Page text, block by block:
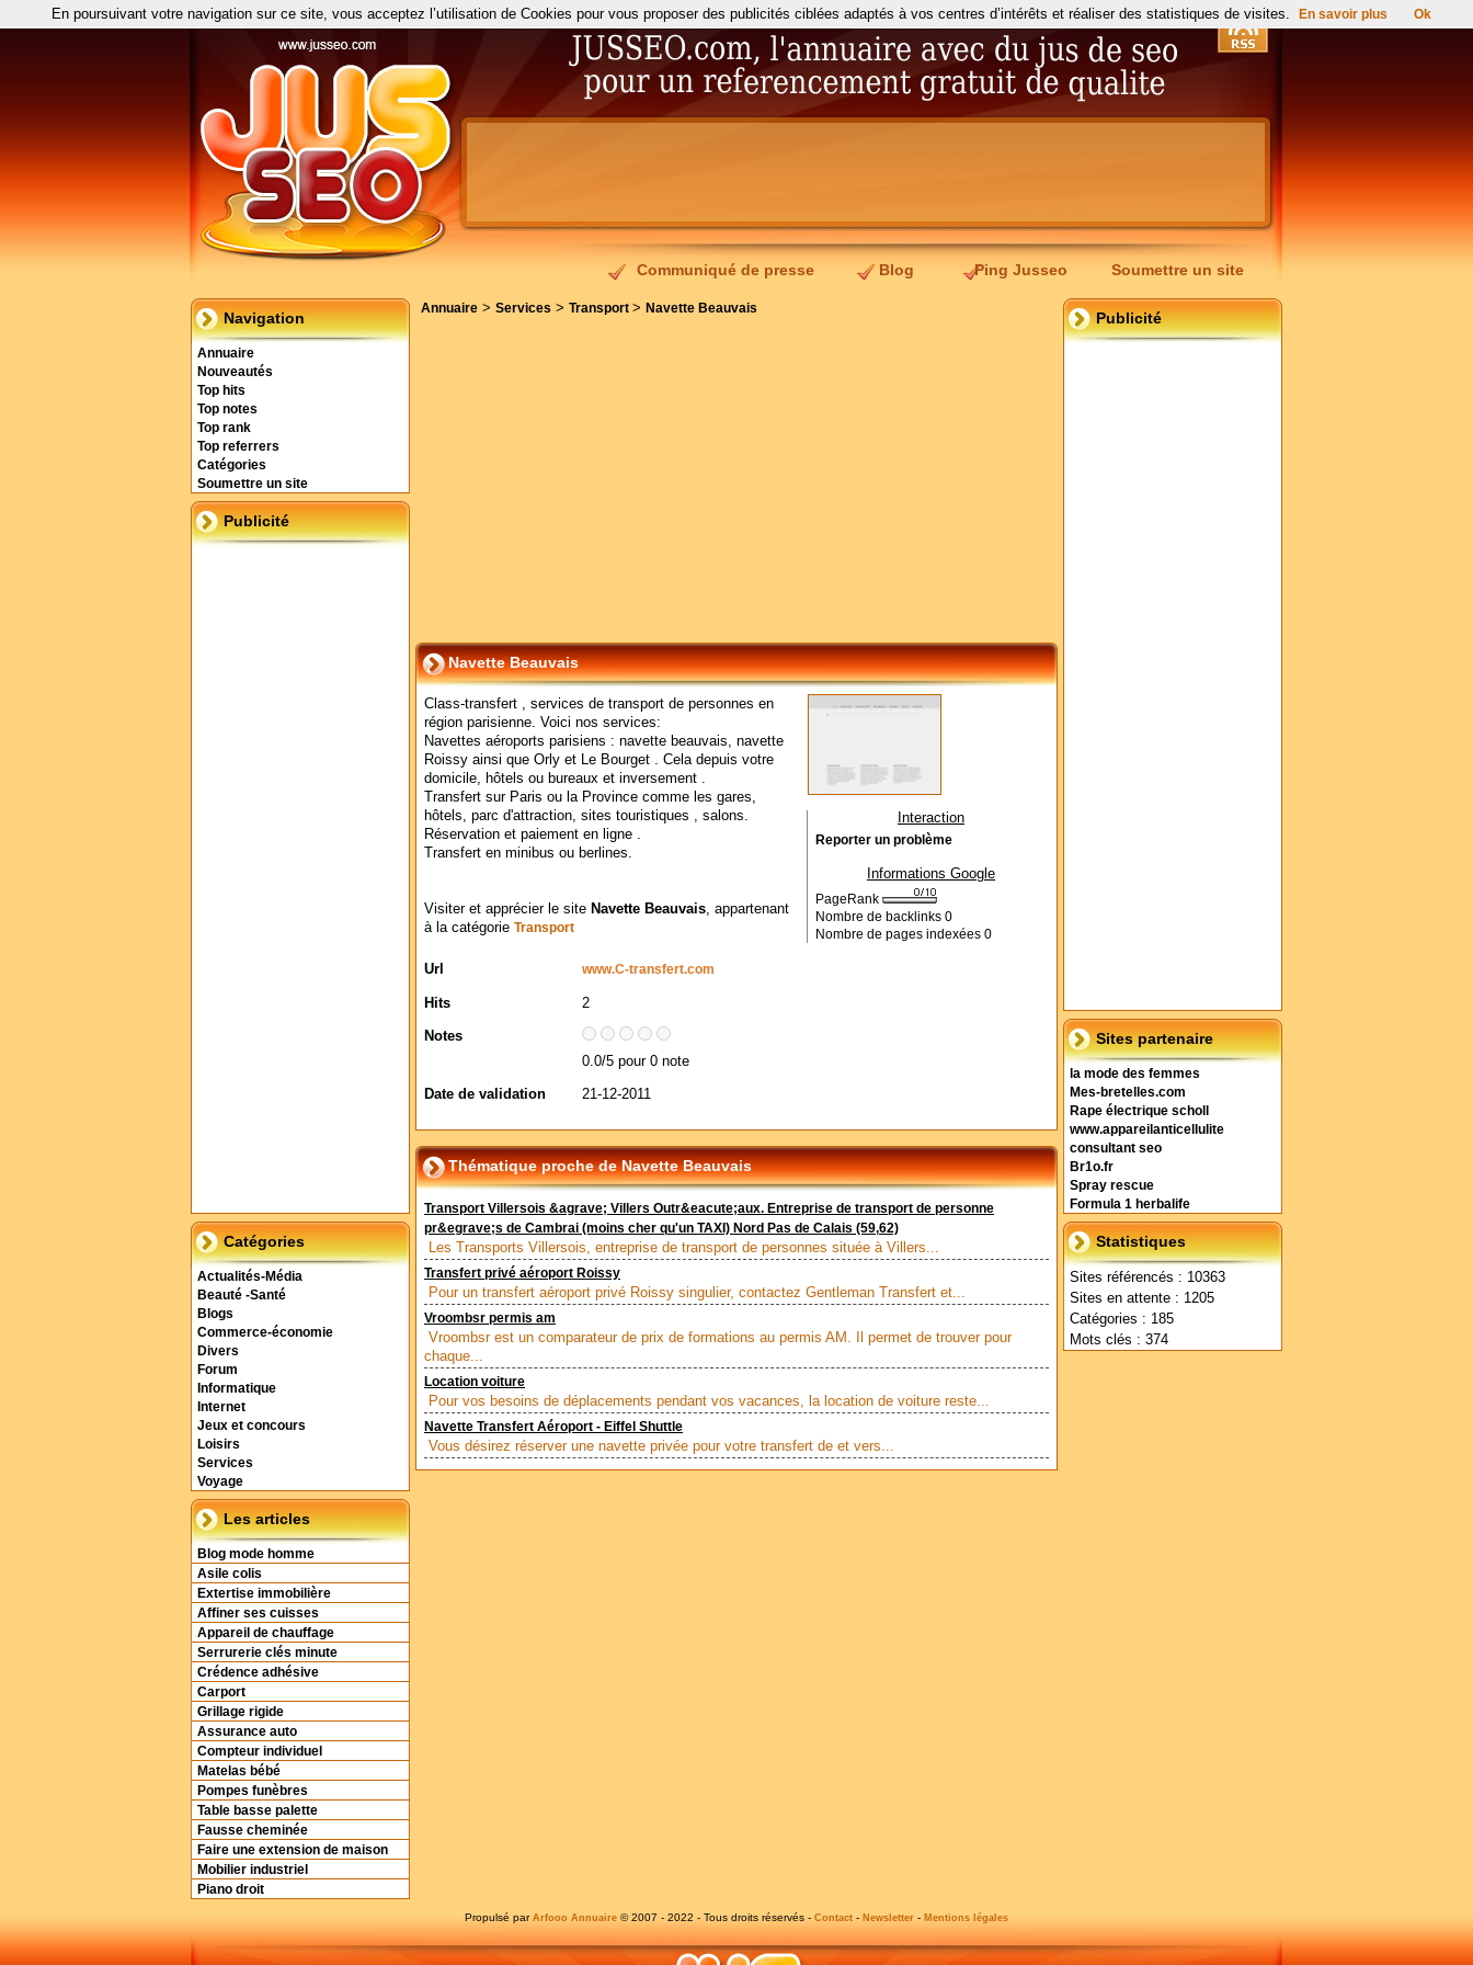
Communiqué de presse Blog Ping Jusseo Soumettre un site
Navigation
Annuaire
Nouveautés
Top hits
Top notes
Top rank
Top referrers
Catégories
Soumettre un site
Publicité
Catégories
Actualités-Média
Beauté -Santé
Blogs
Commerce-économie
Divers
Forum
Informatique
Internet
Jeux et concours
Loisirs
Services
Voyage
Les articles
Blog mode homme
Asile colis
Extertise immobilière
Affiner ses cuisses
Appareil de chauffage
Serrurerie clés minute
Crédence adhésive
Carport
Grillage rigide
Assurance auto
Compteur individuel
Matelas bébé
Pompes funèbres
Table basse palette
Fausse cheminée
Faire une extension de maison
Mobilier industriel
Piano droit
Publicité
Sites partenaire
la mode des femmes
Mes-bretelles.com
Rape électrique scholl
www.appareilanticellulite
consultant seo
Br1o.fr
Spray rescue
Formula 1 herbalife
Statistiques
Sites référencés : 10363
Sites en attente : 1205
Catégories : 185
Mots clés : 374
Annuaire > Services > Transport > Navette Beauvais
Navette Beauvais
Class-transfert , services de transport de personnes en
région parisienne. Voici nos services:
Navettes aéroports parisiens : navette beauvais, navette
Roissy ainsi que Orly et Le Bourget . Cela depuis votre
domicile, hôtels ou bureaux et inversement .
Transfert sur Paris ou la Province comme les gares,
hôtels, parc d'attraction, sites touristiques , salons.
Réservation et paiement en ligne .
Transfert en minibus ou berlines.
Visiter et apprécier le site Navette Beauvais, appartenant
à la catégorie Transport
Url www.C-transfert.com
Hits
2
Notes
0.0/5 pour 0 note
Date de validation
21-12-2011
Interaction
Reporter un problème
Informations Google
PageRank
Nombre de backlinks 0
Nombre de pages indexées 0
Thématique proche de Navette Beauvais
Transport Villersois &agrave; Villers Outr&eacute;aux. Entreprise de transport de personne
pr&egrave;s de Cambrai (moins cher qu'un TAXI) Nord Pas de Calais (59,62)
Les Transports Villersois, entreprise de transport de personnes située à Villers...
Transfert privé aéroport Roissy
Pour un transfert aéroport privé Roissy singulier, contactez Gentleman Transfert et...
Vroombsr permis am
Vroombsr est un comparateur de prix de formations au permis AM. Il permet de trouver pour
chaque...
Location voiture
Pour vos besoins de déplacements pendant vos vacances, la location de voiture reste...
Navette Transfert Aéroport - Eiffel Shuttle
Vous désirez réserver une navette privée pour votre transfert de et vers...
Propulsé par Arfooo Annuaire © 2007 - 2022 - Tous droits réservés - Contact - Newsletter - Mentions légales
En poursuivant votre navigation sur ce site, vous acceptez l’utilisation de Cookies pour vous proposer des publicités ciblées adaptés à vos centres d’intérêts et réaliser des statistiques de visites. En savoir plus Ok